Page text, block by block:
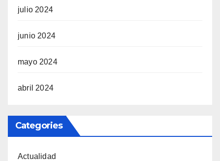
julio 2024
junio 2024
mayo 2024
abril 2024
Categories
Actualidad